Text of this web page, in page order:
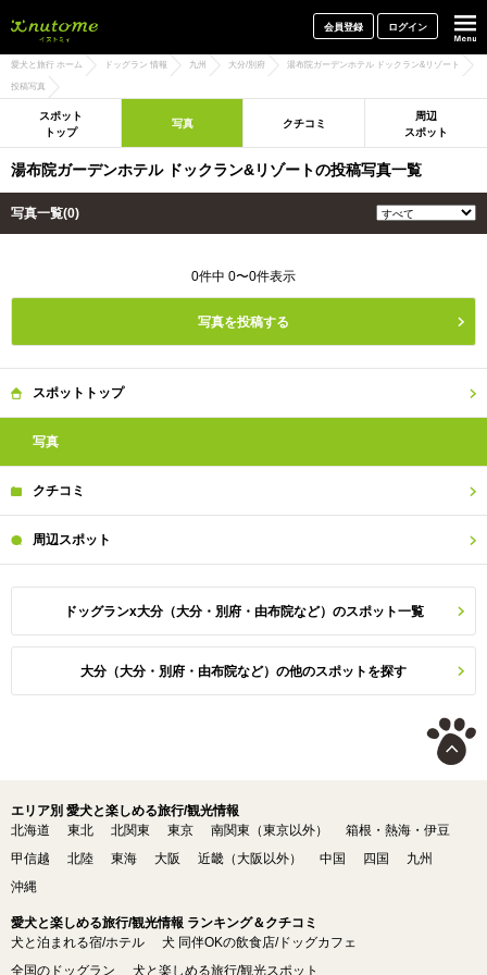
会員登録 ログイン
愛犬と旅行 ホーム ドッグラン 情報 九州 大分/別府 湯布院ガーデンホテル ドックラン&リゾート
投稿写真
スポット
トップ
写真 クチコミ
周辺
スポット
湯布院ガーデンホテル ドックラン&リゾートの投稿写真一覧
写真一覧(0)
0件中 0〜0件表示
写真を投稿する
スポット トップ
写真
クチコミ
周辺スポット
ドッグランx大分（大分・別府・由布院など）のスポット一覧
大分（大分・別府・由布院など）の他のスポットを探す
エリア別 愛犬と楽しめる旅行/観光情報
北海道
東北 北関東 東京 南関東（東京以外）
箱根・熱海・伊豆
甲信越
北陸 東海 大阪 近畿（大阪以外） 中国 四国
九州
沖縄
愛犬と楽しめる旅行/観光情報 ランキング＆クチコミ
犬と泊まれる宿/ホテル
犬 同伴OKの飲食店/ドッグカフェ
全国のドッグラン
犬と楽しめる旅行/観光スポット